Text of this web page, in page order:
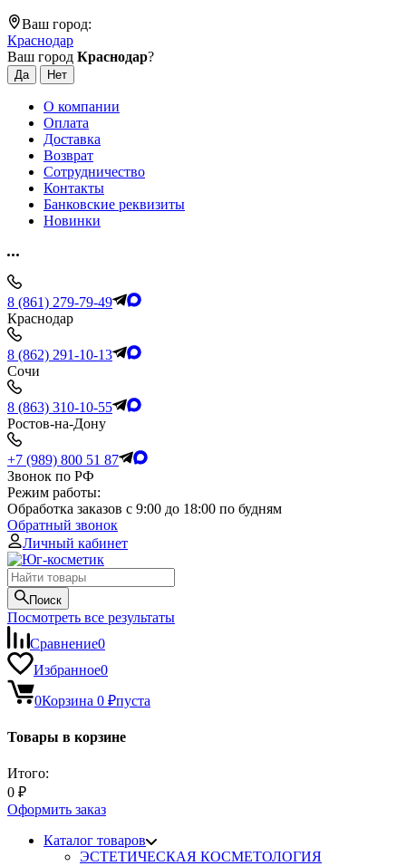
Ваш город:
Краснодар
Ваш город Краснодар?
О компании
Оплата
Доставка
Возврат
Сотрудничество
Контакты
Банковские реквизиты
Новинки
8 (861) 279-79-49
Краснодар
8 (862) 291-10-13
Сочи
8 (863) 310-10-55
Ростов-на-Дону
+7 (989) 800 51 87
Звонок по РФ
Режим работы:
Обработка заказов с 9:00 до 18:00 по будням
Обратный звонок
Личный кабинет
Поиск
Посмотреть все результаты
Сравнение0
Избранное0
0Корзина 0 ₽пуста
Товары в корзине
Итого:
0 ₽
Оформить заказ
Каталог товаров
ЭСТЕТИЧЕСКАЯ КОСМЕТОЛОГИЯ